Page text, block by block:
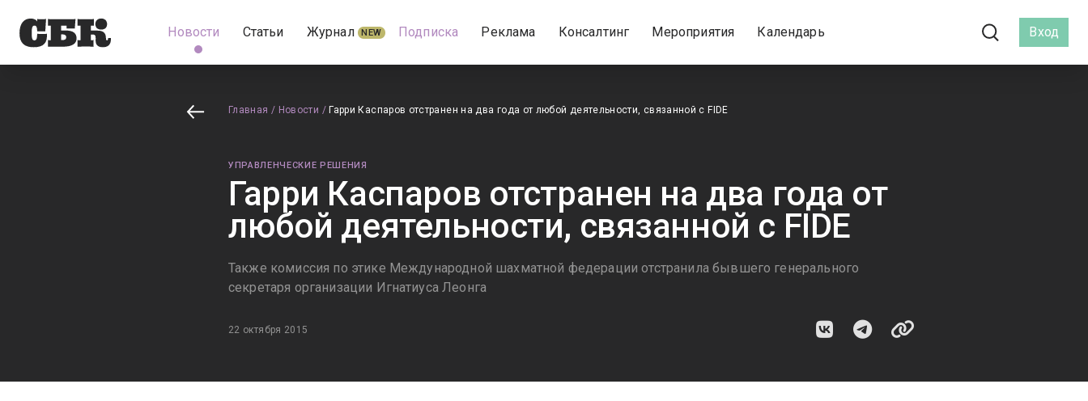
Новости Статьи Журнал NEW Подписка Реклама Консалтинг Мероприятия Календарь Вход
Главная / Новости / Гарри Каспаров отстранен на два года от любой деятельности, связанной с FIDE
УПРАВЛЕНЧЕСКИЕ РЕШЕНИЯ
Гарри Каспаров отстранен на два года от
любой деятельности, связанной с FIDE
Также комиссия по этике Международной шахматной федерации отстранила бывшего генерального
секретаря организации Игнатиуса Леонга
22 октября 2015